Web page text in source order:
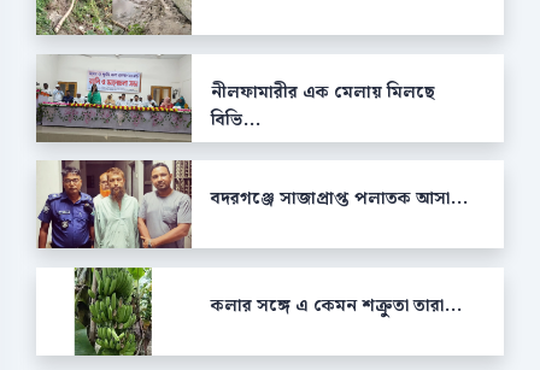
নীলফামারীর এক মেলায় মিলছে
বিভি...
বদরগঞ্জে সাজাপ্রাপ্ত পলাতক আসা...
কলার সঙ্গে এ কেমন শক্রুতা তারা...